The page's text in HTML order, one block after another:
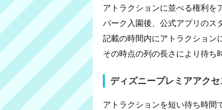
アトラクションに並べる権利を
パーク入園後、公式アプリのス
記載の時間内にアトラクション
その時点の列の長さにより待ち
ディズニープレミアアクセ
アトラクションを短い待ち時間